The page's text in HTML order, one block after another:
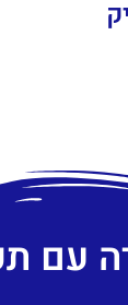
עם